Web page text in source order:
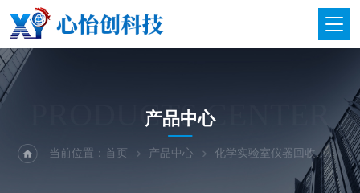
PRODUCTS CENTER
产品中心
当前位置：首页 产品中心 化学实验室仪器回收 紫